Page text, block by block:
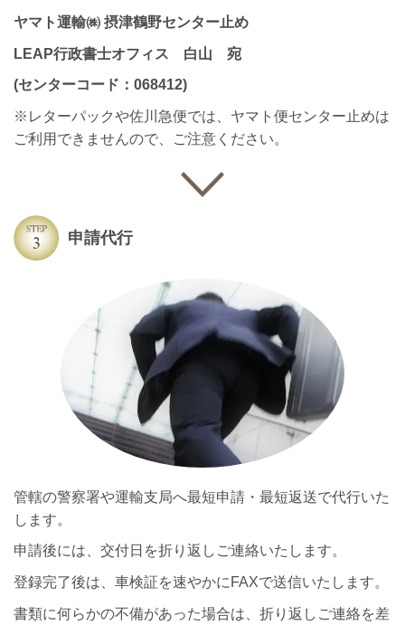
ヤマト運輸㈱ 摂津鶴野センター止め
LEAP行政書士オフィス 白山 宛
(センターコード：068412)
※レターパックや佐川急便では、ヤマト便センター止めは
ご利用できませんので、ご注意ください。
申請代行
管轄の警察署や運輸支局へ最短申請・最短返送で代行いた
します。
申請後には、交付日を折り返しご連絡いたします。
登録完了後は、車検証を速やかにFAXで送信いたします。
書類に何らかの不備があった場合は、折り返しご連絡を差